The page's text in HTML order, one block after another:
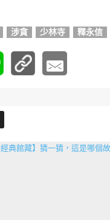
涉貪 少林寺 釋永信